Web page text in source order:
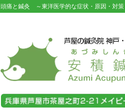
頭痛と鍼灸 ～東洋医学的な症状・原因・対策